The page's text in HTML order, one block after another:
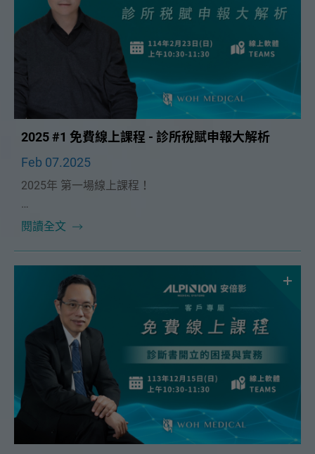
2025 #1 免費線上課程 - 診所稅賦申報大解析
Feb 07.2025
2025年 第一場線上課程！
本次課程很榮幸邀請到🔥翰鼎顧問股份有限公司資深顧
閱讀全文